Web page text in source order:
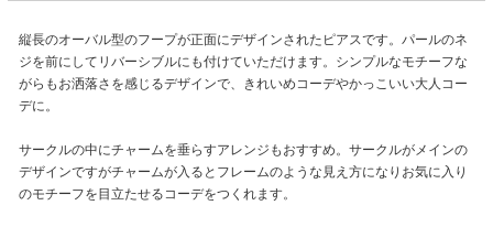
縦長のオーバル型のフープが正面にデザインされたピアスです。パールのネ
ジを前にしてリバーシブルにも付けていただけます。シンプルなモチーフな
がらもお洒落さを感じるデザインで、きれいめコーデやかっこいい大人コー
デに。
サークルの中にチャームを垂らすアレンジもおすすめ。サークルがメインの
デザインですがチャームが入るとフレームのような見え方になりお気に入り
のモチーフを目立たせるコーデをつくれます。